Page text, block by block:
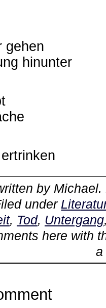
gehen
hinunter
by Michael.
under
, Tod, Untergang
here with
a